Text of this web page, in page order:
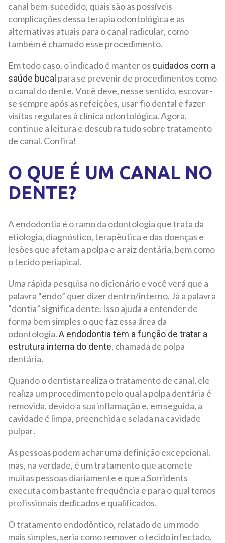
canal bem-sucedido, quais são as possíveis
complicações dessa terapia odontológica e as
alternativas atuais para o canal radicular, como
também é chamado esse procedimento.
Em todo caso, o indicado é manter os cuidados com a
saúde bucal para se prevenir de procedimentos como
o canal do dente. Você deve, nesse sentido, escovar-
se sempre após as refeições, usar fio dental e fazer
visitas regulares à clínica odontológica. Agora,
continue a leitura e descubra tudo sobre tratamento
de canal. Confira!
O QUE É UM CANAL NO
DENTE?
A endodontia é o ramo da odontologia que trata da
etiologia, diagnóstico, terapêutica e das doenças e
lesões que afetam a polpa e a raiz dentária, bem como
o tecido periapical.
Uma rápida pesquisa no dicionário e você verá que a
palavra “endo” quer dizer dentro/interno. Já a palavra
“dontia” significa dente. Isso ajuda a entender de
forma bem simples o que faz essa área da
odontologia.A endodontia tem a função de tratar a
estrutura interna do dente, chamada de polpa
dentária.
Quando o dentista realiza o tratamento de canal, ele
realiza um procedimento pelo qual a polpa dentária é
removida, devido a sua inflamação e, em seguida, a
cavidade é limpa, preenchida e selada na cavidade
pulpar.
As pessoas podem achar uma definição excepcional,
mas, na verdade, é um tratamento que acomete
muitas pessoas diariamente e que a Sorridents
executa com bastante frequência e para o qual temos
profissionais dedicados e qualificados.
O tratamento endodôntico, relatado de um modo
mais simples, seria como remover o tecido infectado,